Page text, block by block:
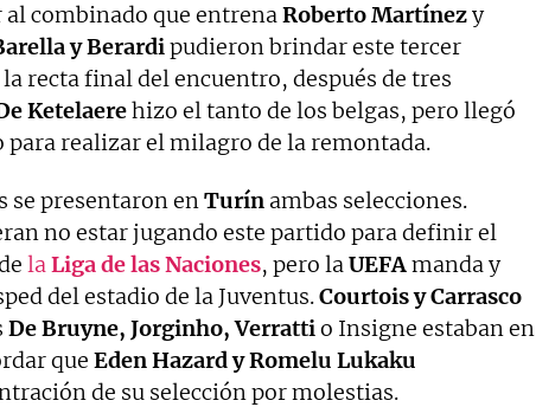
al combinado que entrenaRoberto Martínezy
y Berardipudieron brindar este tercer
recta final del encuentro, después de tres
Ketelaerehizo el tanto de los belgas, pero llegó
para realizar el milagro de la remontada.
se presentaron enTurín ambas selecciones.
no estar jugando este partido para definir el
laLiga de las Naciones, pero laUEFAmanda y
del estadio de la Juventus.Courtois y Carrasco
De Bruyne, Jorginho, Verrattio Insigne estaban en
que Eden Hazard y Romelu Lukaku
de su selección por molestias.